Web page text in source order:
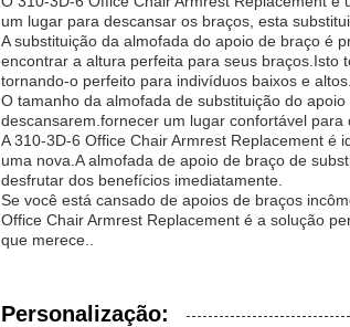
um lugar para descansar os braços, esta
A substituição da almofada do apoio de braço é
encontrar a altura perfeita para seus braços.Isto
tornando-o perfeito para indivíduos baixos e altos.
O tamanho da almofada de substituição do
descansarem.fornecer um lugar confortável
A 310-3D-6 Office Chair Armrest Replacement
uma nova.A almofada de apoio de braço de
desfrutar dos benefícios imediatamente.
Se você está cansado de apoios de braços
Office Chair Armrest Replacement é a solução
que merece..
Personalização: